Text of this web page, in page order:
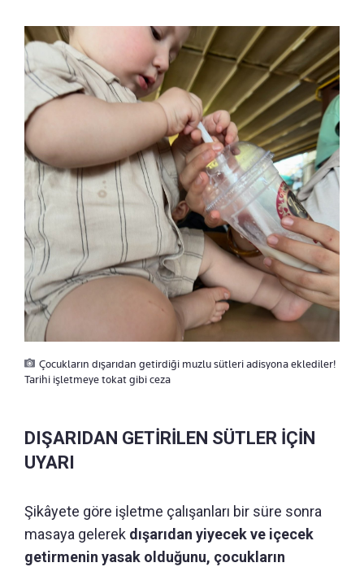
Çocukların dışarıdan getirdiği muzlu sütleri adisyona eklediler!
Tarihi işletmeye tokat gibi ceza
DIŞARIDAN GETİRİLEN SÜTLER İÇİN
UYARI
Şikâyete göre işletme çalışanları bir süre sonra
masaya gelerek dışarıdan yiyecek ve içecek
getirmenin yasak olduğunu, çocukların